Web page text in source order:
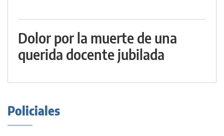
Dolor por la muerte de una
querida docente jubilada
Policiales